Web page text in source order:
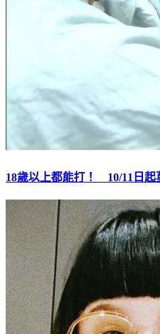
18歲以上都能打！ 10/11日起